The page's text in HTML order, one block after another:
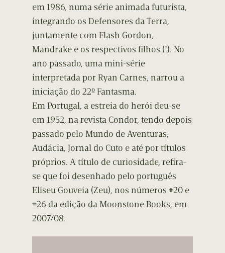
em 1986, numa série animada futurista,
integrando os Defensores da Terra,
juntamente com Flash Gordon,
Mandrake e os respectivos filhos (!). No
ano passado, uma mini-série
interpretada por Ryan Carnes, narrou a
iniciação do 22º Fantasma.
Em Portugal, a estreia do herói deu-se
em 1952, na revista Condor, tendo depois
passado pelo Mundo de Aventuras,
Audácia, Jornal do Cuto e até por títulos
próprios. A título de curiosidade, refira-
se que foi desenhado pelo português
Eliseu Gouveia (Zeu), nos números #20 e
#26 da edição da Moonstone Books, em
2007/08.